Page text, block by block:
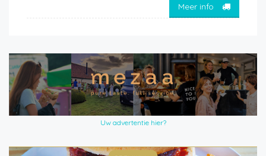
Meer info
Uw advertentie hier?